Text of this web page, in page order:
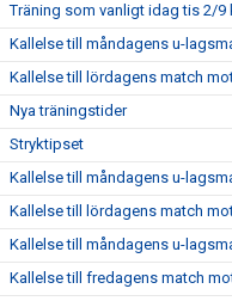
Träning som vanligt idag tis 2/9
Kallelse till måndagens u-
Kallelse till lördagens match
Nya träningstider
Stryktipset
Kallelse till måndagens u-
Kallelse till lördagens match
Kallelse till måndagens u-
Kallelse till fredagens match